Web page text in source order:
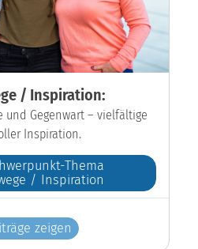
/ Inspiration:
und Gegenwart – vielfältige
Inspiration.
Thema
/ Inspiration
zeigen